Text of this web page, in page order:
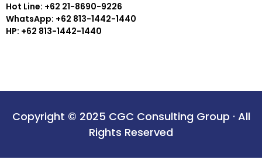
Hot Line: +62 21-8690-9226
WhatsApp: +62 813-1442-1440
HP: +62 813-1442-1440
Copyright © 2025 CGC Consulting Group · All
Rights Reserved